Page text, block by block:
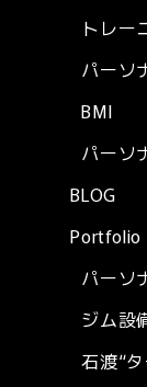
トレー
パーソ
BMI
パーソ
BLOG
Portfolio
パーソ
ジム設
石渡“